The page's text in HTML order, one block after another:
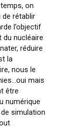
on
de rétablir
l’objectif
du nucléaire
réduire
la
nous le
mais
être
numérique
simulation